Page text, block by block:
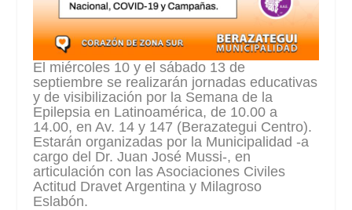
El miércoles 10 y el sábado 13 de
septiembre se realizarán jornadas educativas
y de visibilización por la Semana de la
Epilepsia en Latinoamérica, de 10.00 a
14.00, en Av. 14 y 147 (Berazategui Centro).
Estarán organizadas por la Municipalidad -a
cargo del Dr. Juan José Mussi-, en
articulación con las Asociaciones Civiles
Actitud Dravet Argentina y Milagroso
Eslabón.